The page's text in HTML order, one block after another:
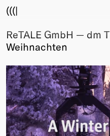
(((|
About
Club
Sponsors
Fair Work
TBD
Events
Upcoming
ReTALE GmbH — dm
Weihnachten